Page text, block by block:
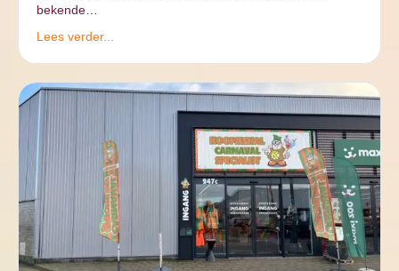
bekende…
Lees verder...